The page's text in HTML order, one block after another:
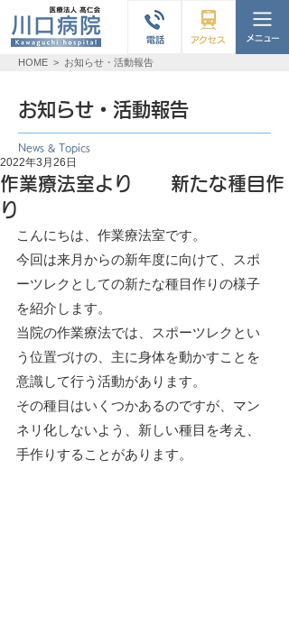
HOME > お知らせ・活動報告
お知らせ・活動報告
News & Topics
作業療法室より 新たな種目作
り
2022年3月26日
こんにちは、作業療法室です。
今回は来月からの新年度に向けて、スポ
ーツレクとしての新たな種目作りの様子
を紹介します。
当院の作業療法では、スポーツレクとい
う位置づけの、主に身体を動かすことを
意識して行う活動があります。
その種目はいくつかあるのですが、マン
ネリ化しないよう、新しい種目を考え、
手作りすることがあります。